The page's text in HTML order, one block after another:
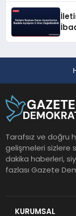
Tarafsız ve doğru
gelişmeleri sizlere
dakika haberleri,
fazlası Gazete
KURUMSAL